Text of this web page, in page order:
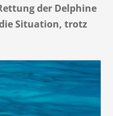
der Delphine
Situation, trotz